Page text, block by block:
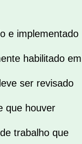
e implementado
habilitado em
ser revisado
que houver
trabalho que